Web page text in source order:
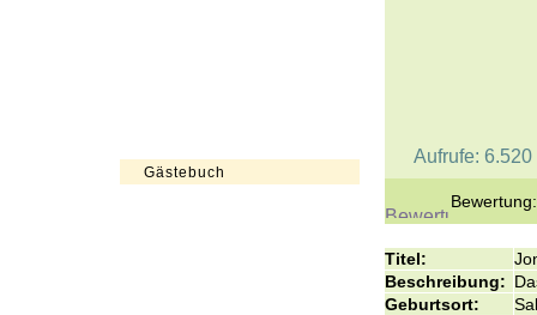
Gästebuch
Aufrufe:
Bewertung:
Titel:
Beschreibung:
Geburtsort: